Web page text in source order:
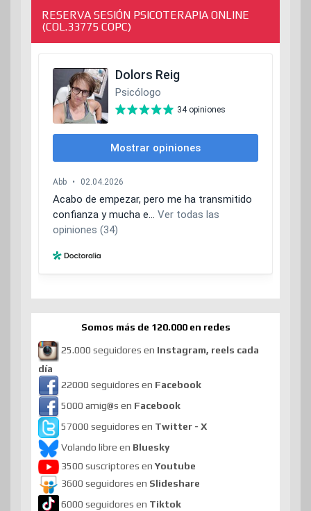
RESERVA SESIÓN PSICOTERAPIA ONLINE
(COL.33775 COPC)
Somos más de 120.000 en redes
25.000 seguidores en Instagram, reels cada
día
22000 seguidores en Facebook
5000 amig@s en Facebook
57000 seguidores en Twitter - X
Volando libre en Bluesky
3500 suscriptores en Youtube
3600 seguidores en Slideshare
6000 seguidores en Tiktok